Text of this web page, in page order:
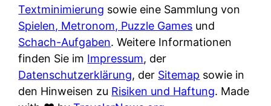
t
s
i
e
c
h
e
n
d
e
Textminimierung sowie eine Sammlung von
Spielen, Metronom, Puzzle Games und
Schach-Aufgaben. Weitere Informationen
finden Sie im Impressum, der
Datenschutzerklärung, der Sitemap sowie in
den Hinweisen zu Risiken und Haftung. Made